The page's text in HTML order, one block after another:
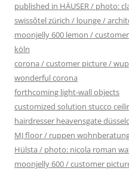
published in HÄUSER / photo:
swissôtel zürich / lounge /
moonjelly 600 lemon /
köln
corona / customer picture /
wonderful corona
forthcoming light-wall objects
customized solution stucco
hairdresser heavensgate
MJ floor / ruppen
Hülsta / photo: nicola roman
moonjelly 600 / customer